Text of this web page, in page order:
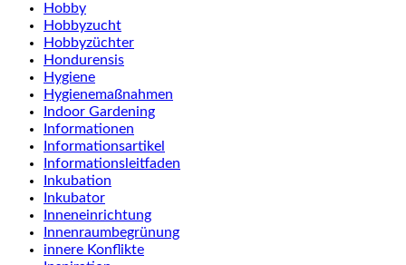
Hobby
Hobbyzucht
Hobbyzüchter
Hondurensis
Hygiene
Hygienemaßnahmen
Indoor Gardening
Informationen
Informationsartikel
Informationsleitfaden
Inkubation
Inkubator
Inneneinrichtung
Innenraumbegrünung
innere Konflikte